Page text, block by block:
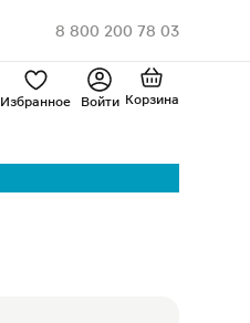
8 800 200 78 03
Избранное Войти Корзина